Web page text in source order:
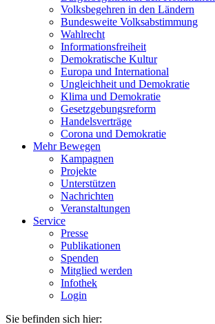
Volksbegehren in den Ländern
Bundesweite Volksabstimmung
Wahlrecht
Informationsfreiheit
Demokratische Kultur
Europa und International
Ungleichheit und Demokratie
Klima und Demokratie
Gesetzgebungsreform
Handelsverträge
Corona und Demokratie
Mehr Bewegen
Kampagnen
Projekte
Unterstützen
Nachrichten
Veranstaltungen
Service
Presse
Publikationen
Spenden
Mitglied werden
Infothek
Login
Sie befinden sich hier: